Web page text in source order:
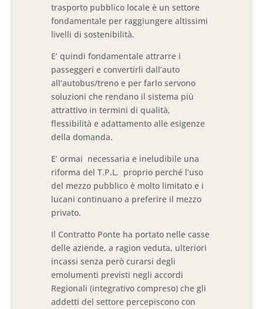
trasporto pubblico locale è un settore
fondamentale per raggiungere altissimi
livelli di sostenibilità.
E’ quindi fondamentale attrarre i
passeggeri e convertirli dall’auto
all’autobus/treno e per farlo servono
soluzioni che rendano il sistema più
attrattivo in termini di qualità,
flessibilità e adattamento alle esigenze
della domanda.
E’ ormai necessaria e ineludibile una
riforma del T.P.L. proprio perché l’uso
del mezzo pubblico è molto limitato e i
lucani continuano a preferire il mezzo
privato.
Il Contratto Ponte ha portato nelle casse
delle aziende, a ragion veduta, ulteriori
incassi senza però curarsi degli
emolumenti previsti negli accordi
Regionali (integrativo compreso) che gli
addetti del settore percepiscono con